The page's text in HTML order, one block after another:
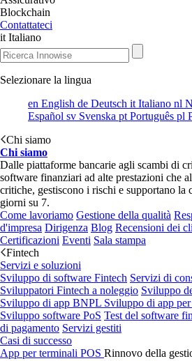
Blockchain
Contattateci
it Italiano
Selezionare la lingua
en English de Deutsch it Italiano nl
Español sv Svenska pt Português pl
Chi siamo
Chi siamo
Dalle piattaforme bancarie agli scambi di
software finanziari ad alte prestazioni che
critiche, gestiscono i rischi e supportano la
giorni su 7.
Come lavoriamo Gestione della qualità
d'impresa Dirigenza Blog Recensioni dei
Certificazioni Eventi Sala stampa
Fintech
Servizi e soluzioni
Sviluppo di software Fintech Servizi di
Sviluppatori Fintech a noleggio Sviluppo
Sviluppo di app BNPL Sviluppo di app
Sviluppo software PoS Test del software
di pagamento Servizi gestiti
Casi di successo
App per terminali POS Rinnovo della